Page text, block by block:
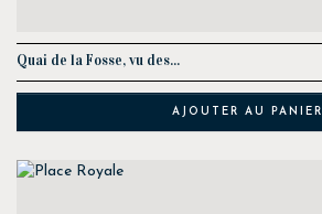
AJOUTER AU PANIER
Quai de la Fosse, vu des...